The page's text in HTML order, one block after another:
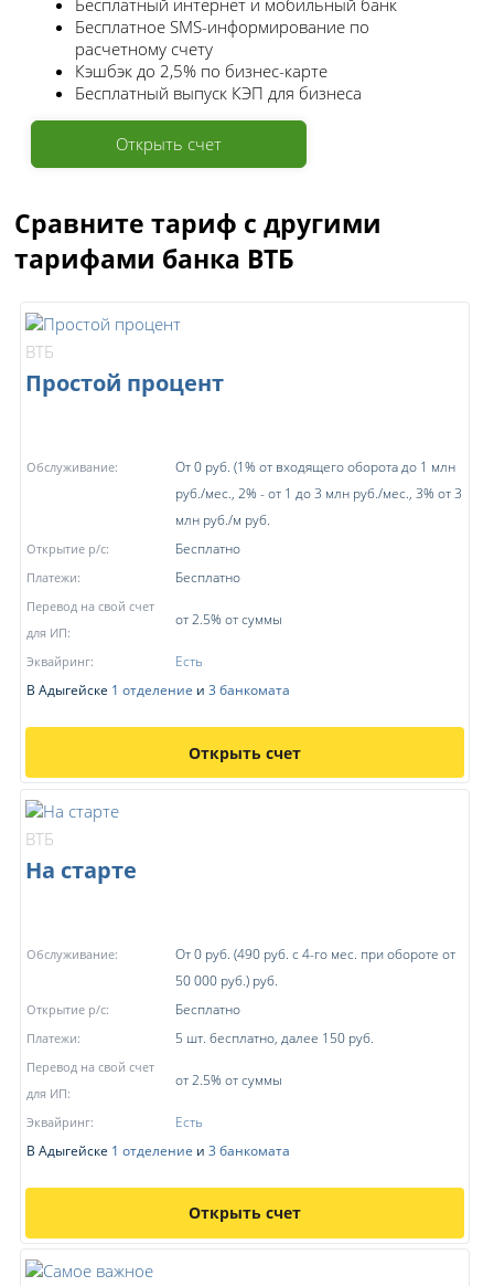
Бесплатное SMS-информирование по
расчетному счету
Кэшбэк до 2,5% по бизнес-карте
Бесплатный выпуск КЭП для бизнеса
Открыть счет
Сравните тариф с другими
тарифами банка ВТБ
ВТБ
Простой процент
Обслуживание:
От 0 руб. (1% от входящего оборота до 1 млн
руб./мес., 2% - от 1 до 3 млн руб./мес., 3% от 3
млн руб./м руб.
Открытие р/с: Бесплатно
Платежи: Бесплатно
Перевод на свой счет
для ИП:
от 2.5% от суммы
Эквайринг:
Есть
В Адыгейске 1 отделение и 3 банкомата
Открыть счет
ВТБ
На старте
Обслуживание:
От 0 руб. (490 руб. с 4-го мес. при обороте от
50 000 руб.) руб.
Открытие р/с: Бесплатно
Платежи: 5 шт. бесплатно, далее 150 руб.
Перевод на свой счет
для ИП:
от 2.5% от суммы
Эквайринг:
Есть
В Адыгейске 1 отделение и 3 банкомата
Открыть счет